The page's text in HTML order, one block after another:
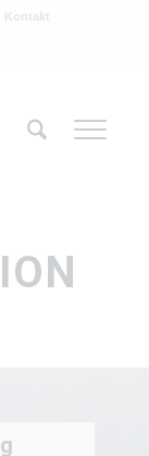
Kontakt